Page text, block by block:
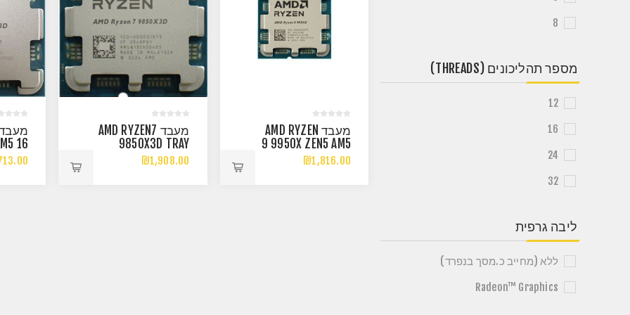
מעבד AMD RYZEN
9 9950X ZEN5 AM5
16 CORES 32
THREADS UP TO
₪1,816.00
מעבד AMD RYZEN7
9850X3D TRAY
WITH RADEON
GRAPHICS AM5
₪1,908.00
16
UP
8
מספר תהליכונים (THREADS)
12
16
24
32
ליבה גרפית
ללא (מחייב כ.מסך בנפרד)
Radeon™ Graphics